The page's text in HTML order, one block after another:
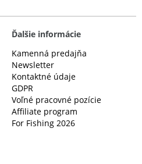
Ďalšie informácie
Kamenná predajňa
Newsletter
Kontaktné údaje
GDPR
Voľné pracovné pozície
Affiliate program
For Fishing 2026